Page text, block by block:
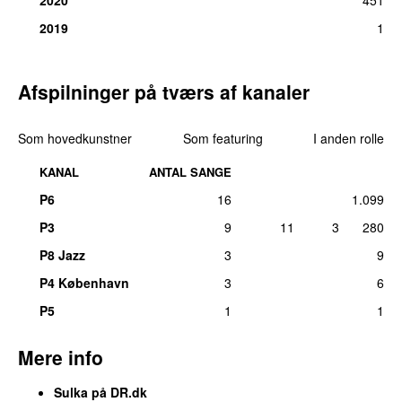
2019
1
Afspilninger på tværs af kanaler
Som hovedkunstner Som featuring I anden rolle
KANAL ANTAL SANGE
P6 16
1.099
P3
9 11 3
280
P8 Jazz
3
9
P4 København
3
6
P5
1 1
Mere info
Sulka på DR.dk